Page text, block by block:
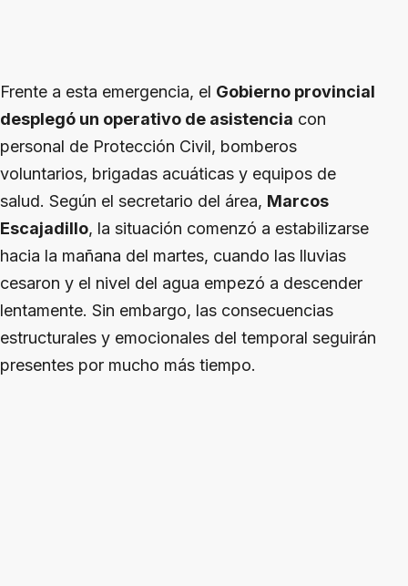
Frente a esta emergencia, el Gobierno provincial
desplegó un operativo de asistencia con
personal de Protección Civil, bomberos
voluntarios, brigadas acuáticas y equipos de
salud. Según el secretario del área, Marcos
Escajadillo, la situación comenzó a estabilizarse
hacia la mañana del martes, cuando las lluvias
cesaron y el nivel del agua empezó a descender
lentamente. Sin embargo, las consecuencias
estructurales y emocionales del temporal seguirán
presentes por mucho más tiempo.